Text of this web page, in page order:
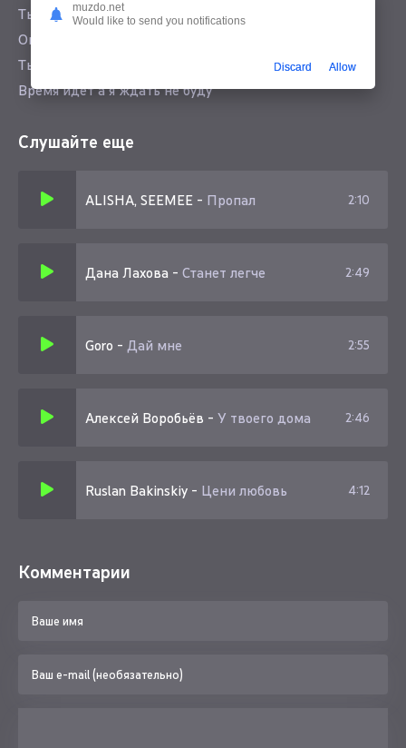
Ты знаешь мир я тебя забуду
Опустилась ночь а я ждать не буду
Ты не найдёшь меня ещё повсюду
Время идёт а я ждать не буду
Слушайте еще
ALISHA, SEEMEE - Пропал 2:10
Дана Лахова - Станет легче 2:49
Goro - Дай мне 2:55
Алексей Воробьёв - У твоего дома 2:46
Ruslan Bakinskiy - Цени любовь 4:12
Комментарии
muzdo.net
Would like to send you notifications
Discard Allow